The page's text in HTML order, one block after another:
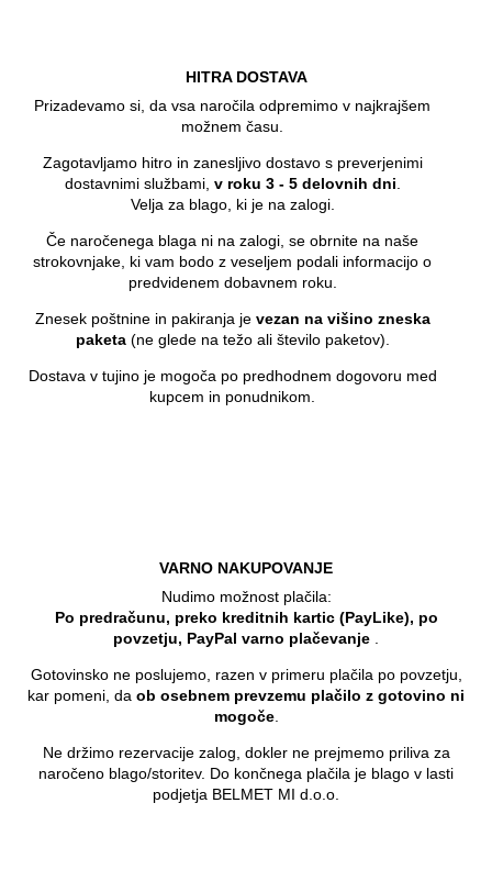
HITRA DOSTAVA
Prizadevamo si, da vsa naročila odpremimo v najkrajšem
možnem času.
Zagotavljamo hitro in zanesljivo dostavo s preverjenimi
dostavnimi službami, v roku 3 - 5 delovnih dni
Velja za blago, ki je na zalogi.
Če naročenega blaga ni na zalogi, se obrnite na naše
strokovnjake, ki vam bodo z veseljem podali informacijo o
predvidenem dobavnem roku.
Znesek poštnine in pakiranja je vezan na višino zneska
paketa(ne glede na težo ali število paketov).
Dostava v tujino je mogoča po predhodnem dogovoru med
kupcem in ponudnikom.
VARNO NAKUPOVANJE
Nudimo možnost plačila:
Po predračunu, preko kreditnih kartic (PayLike), po
povzetju, PayPal varno plačevanje
Gotovinsko ne poslujemo, razen v primeru plačila po povzetju,
kar pomeni, da ob osebnem prevzemu plačilo z gotovino ni
mogoče.
Ne držimo rezervacije zalog, dokler ne prejmemo priliva za
naročeno blago/storitev. Do končnega plačila je blago v lasti
podjetja BELMET MI d.o.o.